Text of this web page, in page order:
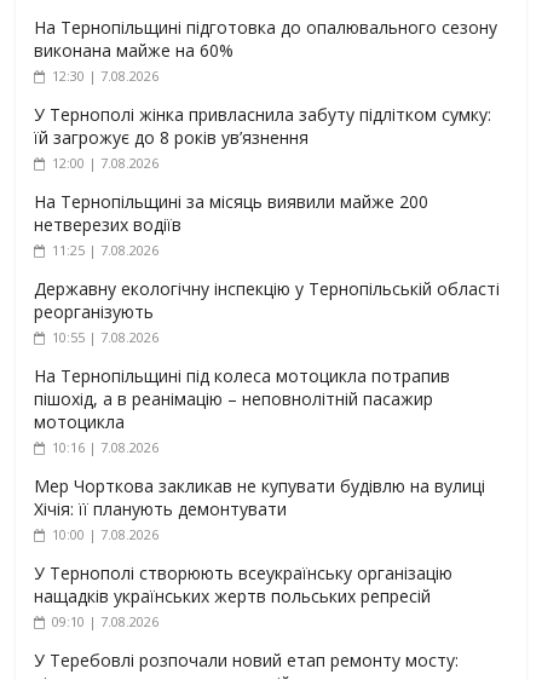
На Тернопільщині підготовка до опалювального сезону
виконана майже на 60%
12:30 | 7.08.2026
У Тернополі жінка привласнила забуту підлітком сумку:
їй загрожує до 8 років ув’язнення
12:00 | 7.08.2026
На Тернопільщині за місяць виявили майже 200
нетверезих водіїв
11:25 | 7.08.2026
Державну екологічну інспекцію у Тернопільській області
реорганізують
10:55 | 7.08.2026
На Тернопільщині під колеса мотоцикла потрапив
пішохід, а в реанімацію – неповнолітній пасажир
мотоцикла
10:16 | 7.08.2026
Мер Чорткова закликав не купувати будівлю на вулиці
Хічія: її планують демонтувати
10:00 | 7.08.2026
У Тернополі створюють всеукраїнську організацію
нащадків українських жертв польських репресій
09:10 | 7.08.2026
У Теребовлі розпочали новий етап ремонту мосту: